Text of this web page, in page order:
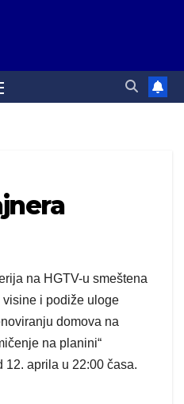
na HGTV-u smeštena
visine i podiže uloge
domova na
na planini“
12. aprila u 22:00 časa.